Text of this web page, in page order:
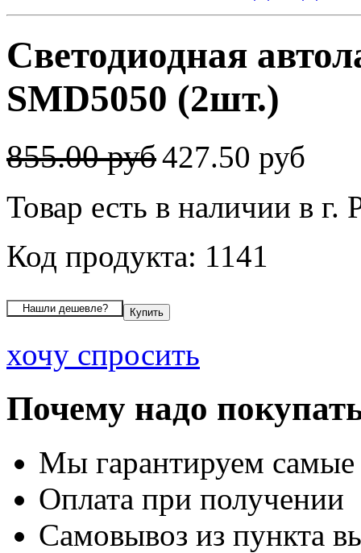
Светодиодная
SMD5050 (2шт.)
855.00 руб427.50 руб
Товар есть в наличии в г.
Код продукта: 1141
хочу спросить
Почему надо
Мы гарантируем
Оплата при получении
Самовывоз из пункта